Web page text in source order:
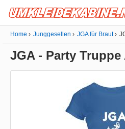
Home Junggesellen JGA für Braut
JGA - Party Truppe